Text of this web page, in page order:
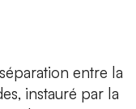
entre la
instauré par la